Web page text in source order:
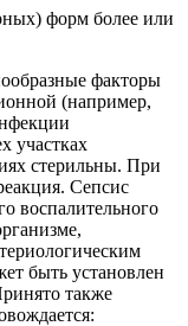
форм более или
факторы
(например,
участках
стерильны. При
Сепсис
воспалительного
быть установлен
также